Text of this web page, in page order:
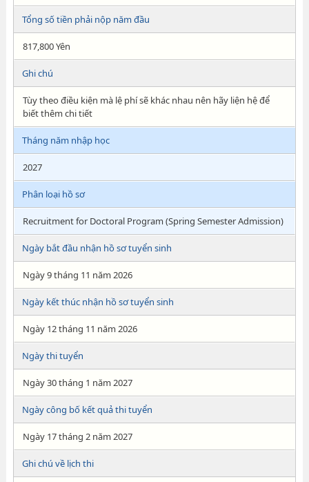
Tổng số tiền phải nộp năm đầu
817,800 Yên
Ghi chú
Tùy theo điều kiện mà lệ phí sẽ khác nhau nên hãy liện hệ để
biết thêm chi tiết
Tháng năm nhập học
2027
Phân loại hồ sơ
Recruitment for Doctoral Program (Spring Semester Admission)
Ngày bắt đầu nhận hồ sơ tuyển sinh
Ngày 9 tháng 11 năm 2026
Ngày kết thúc nhận hồ sơ tuyển sinh
Ngày 12 tháng 11 năm 2026
Ngày thi tuyển
Ngày 30 tháng 1 năm 2027
Ngày công bố kết quả thi tuyển
Ngày 17 tháng 2 năm 2027
Ghi chú về lịch thi